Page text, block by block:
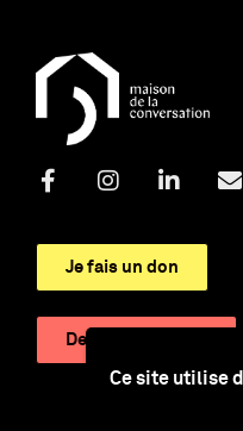
Ce site utilise
Je fais un don
Devenir adhérent